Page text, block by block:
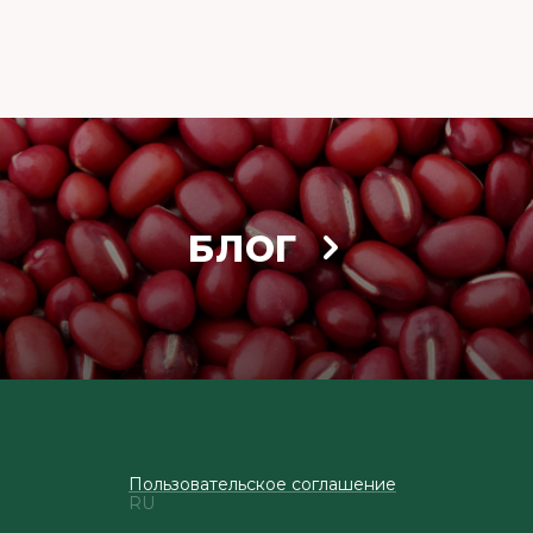
БЛОГ
Пользовательское соглашение
RU